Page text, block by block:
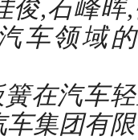
俊,石峰
车领域
在汽车
集团有